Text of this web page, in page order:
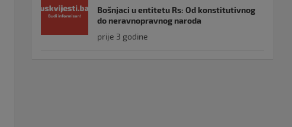
Bošnjaci u entitetu Rs: Od konstitutivnog
do neravnopravnog naroda
prije 3 godine